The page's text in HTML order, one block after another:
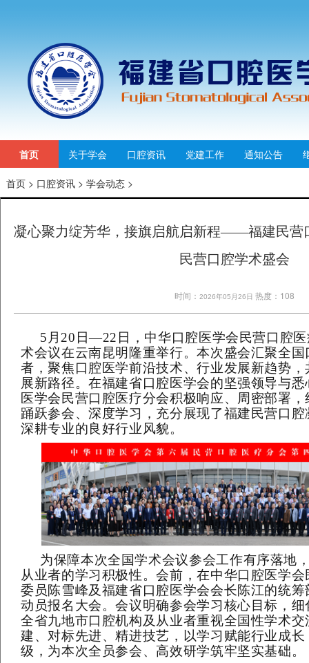
首页 关于学会 口腔资讯 党建工作 通知公告
首页 > 口腔资讯 > 学会动态 >
凝心聚力绽芳华，接旗启航启新程——福建民营
民营口腔学术盛会
时间： 2026年05月26日 热度：108
5 月 20 日—22 日，中华口腔医学会民营口腔
术会议在云南昆明隆重举行。本次盛会汇聚全
者，聚焦口腔医学前沿技术、行业发展新趋势
展新路径。在福建省口腔医学会的坚强领导与悉
医学会民营口腔医疗分会积极响应、周密部署
踊跃参会、深度学习，充分展现了福建民营口
深耕专业的良好行业风貌。
为保障本次全国学术会议参会工作有序落地
从业者的学习积极性。会前，在中华口腔医学
委员陈雪峰及福建省口腔医学会会长陈江的统
动员报名大会。会议明确参会学习核心目标，
全省九地市口腔机构及从业者重视全国性学术
建、对标先进、精进技艺，以学习赋能行业成
级，为本次全员参会、高效研学筑牢坚实基础。